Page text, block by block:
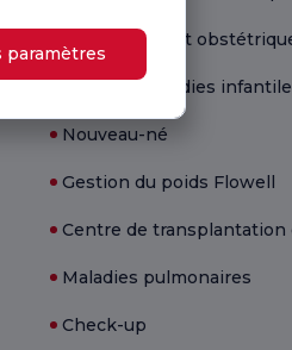
Gynécologie et
Santé et maladies
Nouveau-né
Gestion du poids Flowell
Centre de transplantation
Maladies pulmonaires
Check-up
paramètres